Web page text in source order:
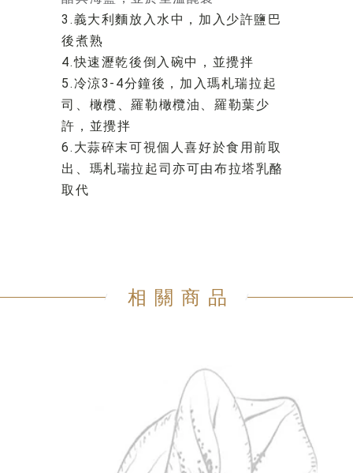
3.義大利麵放入水中，加入少許鹽巴
後煮熟
4.快速瀝乾後倒入碗中，並攪拌
5.冷涼3-4分鐘後，加入瑪札瑞拉起
司、橄欖、羅勒橄欖油、羅勒葉少
許，並攪拌
6.大蒜碎末可視個人喜好於食用前取
出、瑪札瑞拉起司亦可由布拉塔乳酪
取代
相關商品